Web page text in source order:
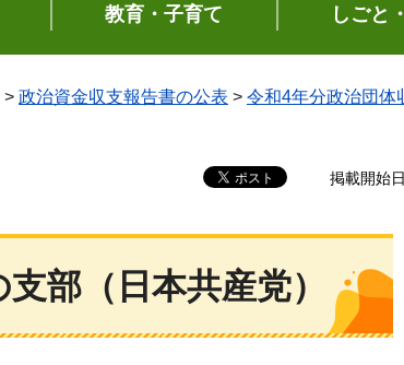
教育・子育て しごと
> 政治資金収支報告書の公表 > 令和4年分政治団体
掲載開始
支部（日本共産党）